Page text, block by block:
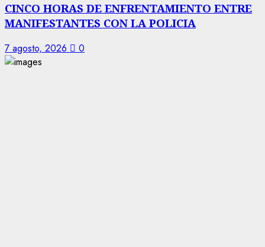
CINCO HORAS DE ENFRENTAMIENTO ENTRE
MANIFESTANTES CON LA POLICIA
7 agosto, 2026 0